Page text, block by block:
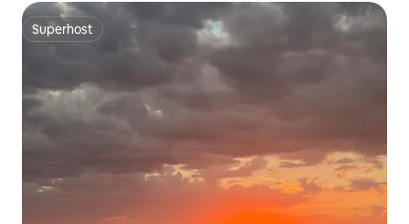
Superhost
Superhost